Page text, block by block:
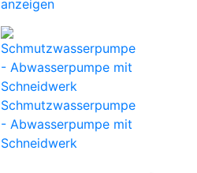
anzeigen
Schmutzwasserpumpe
- Abwasserpumpe mit
Schneidwerk